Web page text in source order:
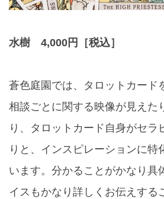
水樹 4,000円［税込］
蒼色庭園では、タロットカード
相談ごとに関する映像が見えた
り、タロットカード自身がセラ
りと、インスピレーションに特
います。分かることがかなり具
イスもかなり詳しくお伝えする